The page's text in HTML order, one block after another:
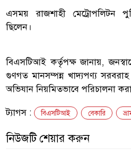
এসময় রাজশাহী মেট্রোপলিটন
ছিলেন।
বিএসটিআই কর্তৃপক্ষ জানায়,
গুণগত মানসম্পন্ন খাদ্যপণ্য
অভিযান নিয়মিতভাবে পরিচালনা
ট্যাগস : বিএসটিআই বেকারি
নিউজটি শেয়ার করুন